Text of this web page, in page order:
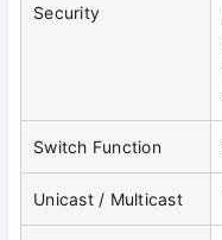
Security
Switch Function
Unicast / Multicast